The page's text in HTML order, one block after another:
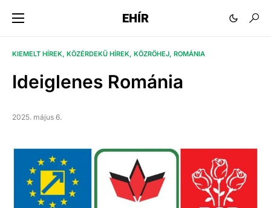
EHÍR
KIEMELT HÍREK KÖZÉRDEKŰ HÍREK KÖZRÖHEJ ROMÁNIA
Ideiglenes Románia
2025. május 6.